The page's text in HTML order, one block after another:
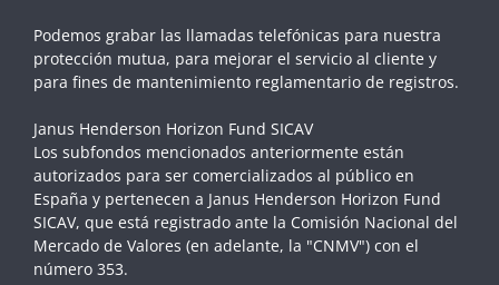
Podemos grabar las llamadas telefónicas para nuestra
protección mutua, para mejorar el servicio al cliente y
para fines de mantenimiento reglamentario de registros.
Janus Henderson Horizon Fund SICAV
Los subfondos mencionados anteriormente están
autorizados para ser comercializados al público en
España y pertenecen a Janus Henderson Horizon Fund
SICAV, que está registrado ante la Comisión Nacional del
Mercado de Valores (en adelante, la "CNMV") con el
número 353.